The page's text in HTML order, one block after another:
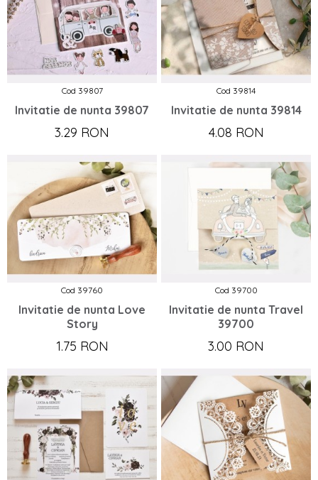
Cod 39807
Invitatie de nunta 39807
3.29 RON
Cod 39814
Invitatie de nunta 39814
4.08 RON
Cod 39760
Invitatie de nunta Love
Story
1.75 RON
Cod 39700
Invitatie de nunta Travel
39700
3.00 RON